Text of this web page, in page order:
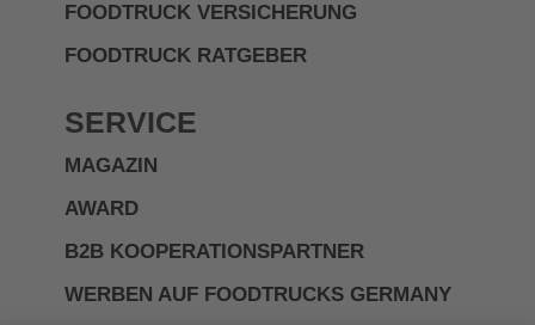
FOODTRUCK VERSICHERUNG
FOODTRUCK RATGEBER
SERVICE
MAGAZIN
AWARD
B2B KOOPERATIONSPARTNER
WERBEN AUF FOODTRUCKS GERMANY